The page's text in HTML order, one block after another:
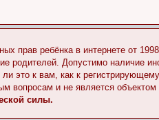
прав ребёнка в интернете от
родителей. Допустимо наличие
это к вам, как к
вопросам и не является
силы.